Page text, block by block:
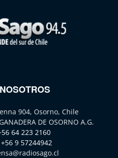
904, Osorno, Chile
DE OSORNO A.G.
64 223 2160
+56 9 57244942